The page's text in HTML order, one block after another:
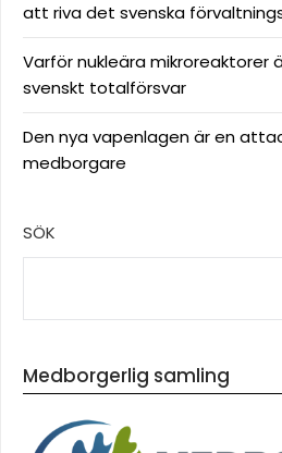
att riva det svenska
Varför nukleära mikroreaktorer
svenskt totalförsvar
Den nya vapenlagen är en
medborgare
SÖK
Medborgerlig samling